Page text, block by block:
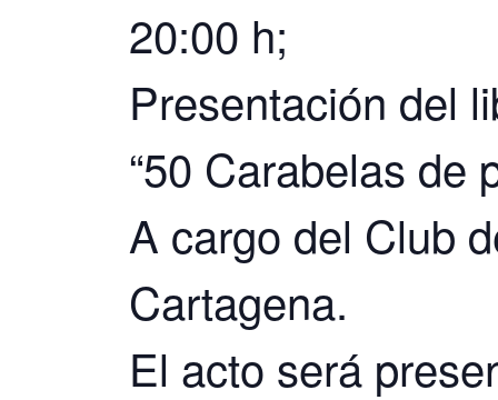
20:00 h;
Presentación del
“50 Carabelas de
A cargo del Club
Cartagena.
El acto será